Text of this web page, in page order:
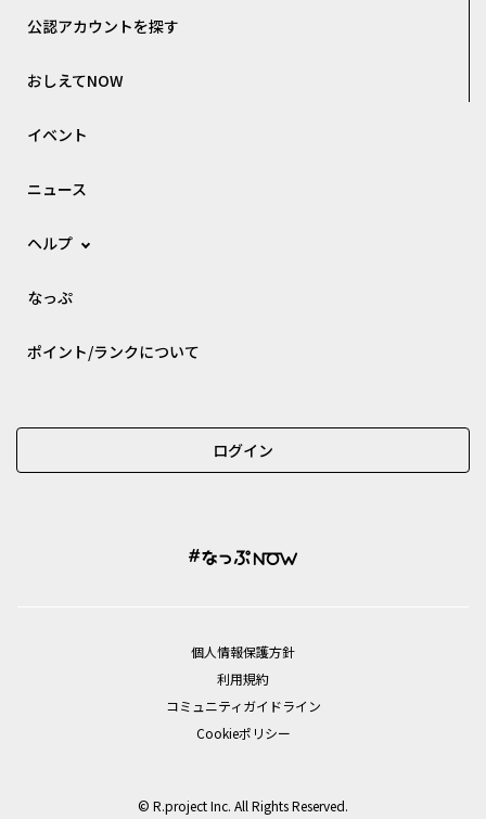
公認アカウントを探す
おしえてNOW
イベント
ニュース
ヘルプ
なっぷ
ポイント/ランクについて
ログイン
個⼈情報保護⽅針
利用規約
コミュニティガイドライン
Cookieポリシー
© R.project Inc. All Rights Reserved.